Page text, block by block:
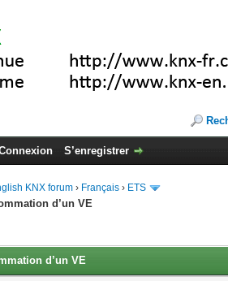
S’enregistrer
KNX forum › Français › ETS
d’un VE
d’un VE